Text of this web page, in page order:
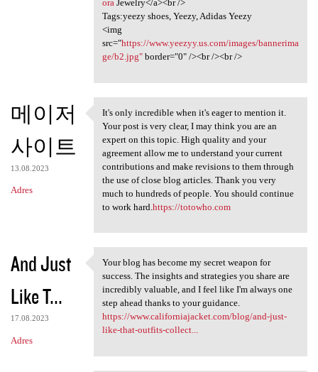
oraJewelry</a><br />
Tags:yeezy shoes, Yeezy, Adidas Yeezy
<img
src="https://www.yeezyy.us.com/images/bannerima
ge/b2.jpg"border="0" /><br /><br />
메이저
사이트
13.08.2023
Adres
It's only incredible when it
It's only incredible when it's eager to mention it.
Your post is very clear, I may think you are an
expert on this topic. High quality and your
agreement allow me to understand your current
contributions and make revisions to them through
the use of close blog articles. Thank you very
much to hundreds of people. You should continue
to work hard. https://totowho.com
And Just
Like T...
17.08.2023
Adres
Your blog has become my
Your blog has become my secret weapon for
success. The insights and strategies you share are
incredibly valuable, and I feel like I'm always one
step ahead thanks to your guidance.
https://www.californiajacket.com/blog/and-just-
like-that-outfits-collect...